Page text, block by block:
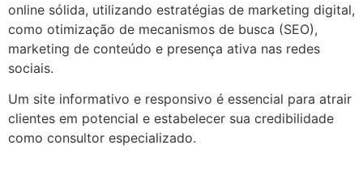
online sólida, utilizando estratégias de marketing digital,
como otimização de mecanismos de busca (SEO),
marketing de conteúdo e presença ativa nas redes
sociais.
Um site informativo e responsivo é essencial para atrair
clientes em potencial e estabelecer sua credibilidade
como consultor especializado.